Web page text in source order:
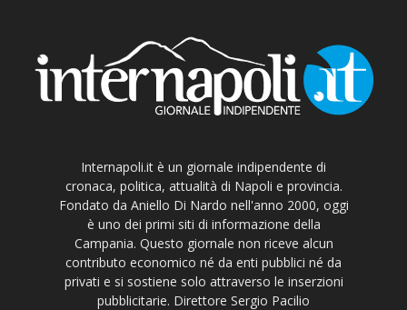
Internapoli.it è un giornale indipendente di
cronaca, politica, attualità di Napoli e provincia.
Fondato da Aniello Di Nardo nell'anno 2000, oggi
è uno dei primi siti di informazione della
Campania. Questo giornale non riceve alcun
contributo economico né da enti pubblici né da
privati e si sostiene solo attraverso le inserzioni
pubblicitarie. Direttore Sergio Pacilio